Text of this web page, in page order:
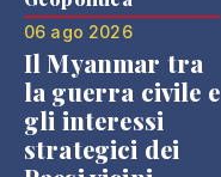
06 ago 2026
Il Myanmar tra
la guerra civile e
gli interessi
strategici dei